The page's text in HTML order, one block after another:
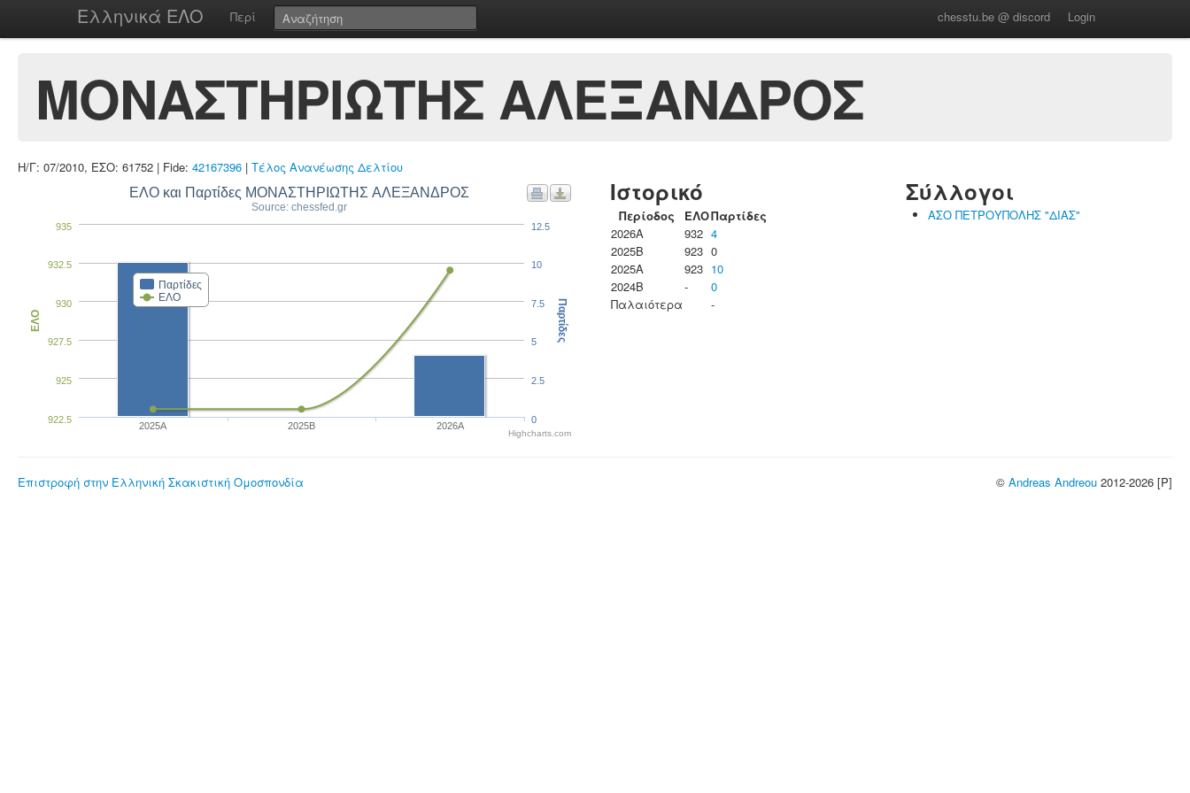
Ελληνικά ΕΛΟ Περί chesstu.be @ discord Login
ΜΟΝΑΣΤΗΡΙΩΤΗΣ ΑΛΕΞΑΝΔΡΟΣ
Η/Γ: 07/2010, ΕΣΟ: 61752 | Fide: 42167396 | Τέλος Ανανέωσης Δελτίου
ΕΛΟ και Παρτίδες ΜΟΝΑΣΤΗΡΙΩΤΗΣ ΑΛΕΞΑΝΔΡΟΣ
Source: chessfed.gr
Παρτίδες
ΕΛΟ
2025A 2025B 2026A
922.5
925
927.5
930
932.5
935
ΕΛΟ
0
2.5
5
7.5
10
12.5
Παρτίδες
Highcharts.com
Ιστορικό
Περίοδος ΕΛΟΠαρτίδες
2026A
932 4
2025B
923 0
2025A
923 10
2024B
-
0
Παλαιότερα
-
Σύλλογοι
ΑΣΟ ΠΕΤΡΟΥΠΟΛΗΣ "ΔΙΑΣ"
Επιστροφή στην Ελληνική Σκακιστική Ομοσπονδία © Andreas Andreou 2012-2026 [P]